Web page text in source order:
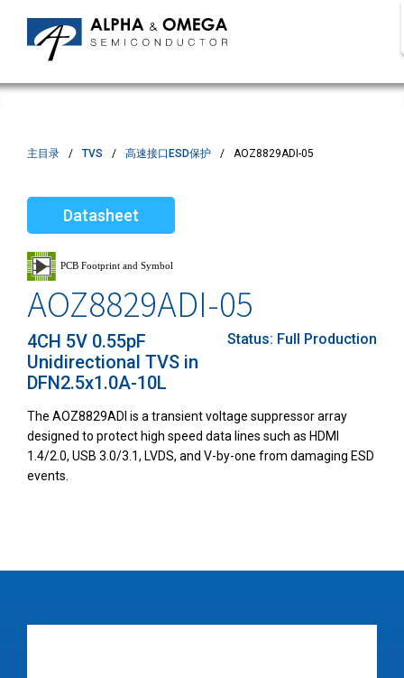
主目录 TVS 高速接口ESD保护 AOZ8829ADI-05
Datasheet
AOZ8829ADI-05
4CH 5V 0.55pF
Unidirectional TVS in
DFN2.5x1.0A-10L
Status: Full Production
The AOZ8829ADI is a transient voltage suppressor array
designed to protect high speed data lines such as HDMI
1.4/2.0, USB 3.0/3.1, LVDS, and V-by-one from damaging ESD
events.